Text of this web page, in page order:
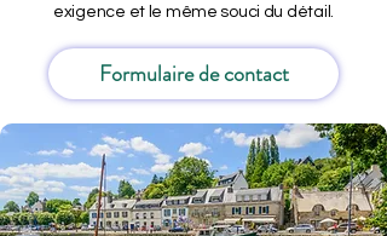
exigence et le même souci du détail.
Formulaire de contact